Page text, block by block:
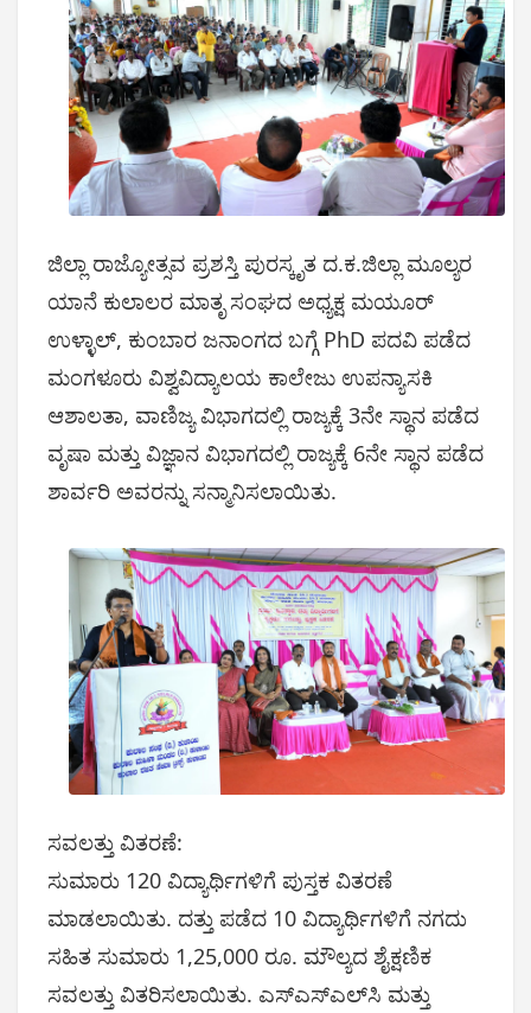
ಜಿಲ್ಲಾ ರಾಜ್ಯೋತ್ಸವ ಪ್ರಶಸ್ತಿ ಪುರಸ್ಕೃತ ದ.ಕ.ಜಿಲ್ಲಾ ಮೂಲ್ಯರ
ಯಾನೆ ಕುಲಾಲರ ಮಾತೃ ಸಂಘದ ಅಧ್ಯಕ್ಷ ಮಯೂರ್
ಉಳ್ಳಾಲ್, ಕುಂಬಾರ ಜನಾಂಗದ ಬಗ್ಗೆ PhD ಪದವಿ ಪಡೆದ
ಮಂಗಳೂರು ವಿಶ್ವವಿದ್ಯಾಲಯ ಕಾಲೇಜು ಉಪನ್ಯಾಸಕಿ
ಆಶಾಲತಾ, ವಾಣಿಜ್ಯ ವಿಭಾಗದಲ್ಲಿ ರಾಜ್ಯಕ್ಕೆ 3ನೇ ಸ್ಥಾನ ಪಡೆದ
ವೃಷಾ ಮತ್ತು ವಿಜ್ಞಾನ ವಿಭಾಗದಲ್ಲಿ ರಾಜ್ಯಕ್ಕೆ 6ನೇ ಸ್ಥಾನ ಪಡೆದ
ಶಾರ್ವರಿ ಅವರನ್ನು ಸನ್ಮಾನಿಸಲಾಯಿತು.
ಸವಲತ್ತು ವಿತರಣೆ:
ಸುಮಾರು 120 ವಿದ್ಯಾರ್ಥಿಗಳಿಗೆ ಪುಸ್ತಕ ವಿತರಣೆ
ಮಾಡಲಾಯಿತು. ದತ್ತು ಪಡೆದ 10 ವಿದ್ಯಾರ್ಥಿಗಳಿಗೆ ನಗದು
ಸಹಿತ ಸುಮಾರು 1,25,000 ರೂ. ಮೌಲ್ಯದ ಶೈಕ್ಷಣಿಕ
ಸವಲತ್ತು ವಿತರಿಸಲಾಯಿತು. ಎಸ್‌ಎಸ್‌ಎಲ್‌ಸಿ ಮತ್ತು